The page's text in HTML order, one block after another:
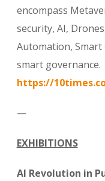
encompass
security, AI,
Automation,
smart governance.
https://
—
EXHIBITIONS
AI Revolution in